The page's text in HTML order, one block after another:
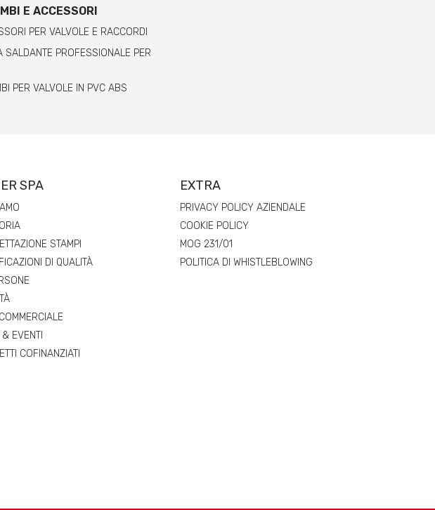
E ACCESSORI
PER VALVOLE E RACCORDI
SALDANTE PROFESSIONALE PER
PER VALVOLE IN PVC ABS
SPA
STAMPI
DI QUALITÀ
EVENTI
COFINANZIATI
EXTRA
PRIVACY POLICY AZIENDALE
COOKIE POLICY
MOG 231/01
POLITICA DI WHISTLEBLOWING